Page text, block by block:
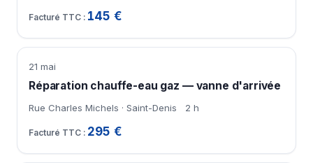
145 €
21 mai
Réparation chauffe-eau gaz — vanne d'arrivée
Rue Charles Michels · Saint-Denis 2 h
295 €